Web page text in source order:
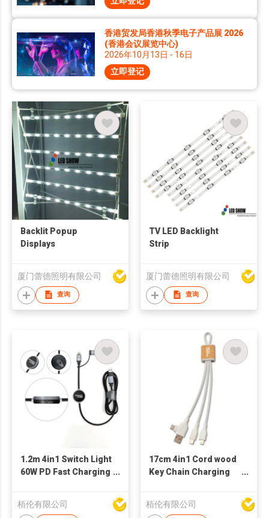
香港贸发局香港秋季电子产品展 2026
(香港会议展览中心)
2026年10月13日 - 16日
立即登记
Backlit Popup
Displays
厦门蕾德照明有限公司
查询
TV LED Backlight
Strip
厦门蕾德照明有限公司
查询
1.2m 4in1 Switch Light
60W PD Fast Charging
栢伦有限公司
17cm 4in1 Cord wood
Key Chain Charging
栢伦有限公司